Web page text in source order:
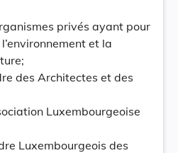
privés ayant pour
et la
des Architectes et des
Luxembourgeoise
Luxembourgeois des